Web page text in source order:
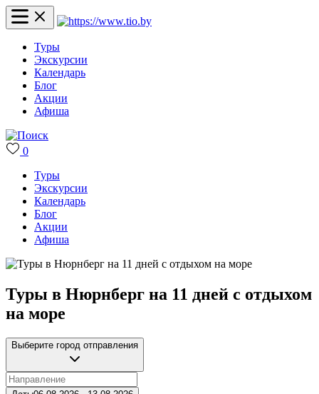
Туры
Экскурсии
Календарь
Блог
Акции
Афиша
0
Туры
Экскурсии
Календарь
Блог
Акции
Афиша
Туры в Нюрнберг на 11 дней с отдыхом
на море
Выберите город отправления